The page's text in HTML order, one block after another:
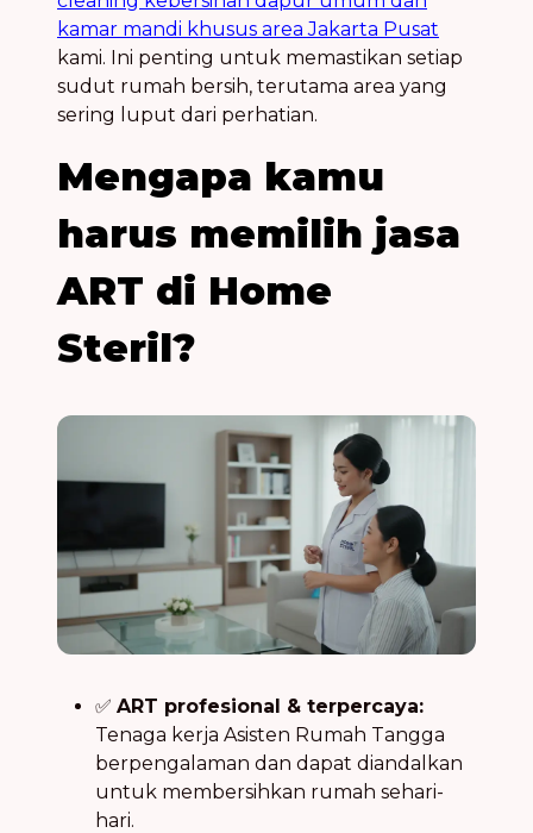
kamar mandi khusus area Jakarta Pusat
kami. Ini penting untuk memastikan setiap
sudut rumah bersih, terutama area yang
sering luput dari perhatian.
Mengapa kamu
harus memilih jasa
ART di Home
Steril?
✅ ART profesional & terpercaya:
Tenaga kerja Asisten Rumah Tangga
berpengalaman dan dapat diandalkan
untuk membersihkan rumah sehari-
hari.